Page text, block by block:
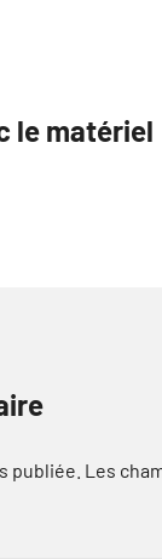
le matériel
publiée. Les